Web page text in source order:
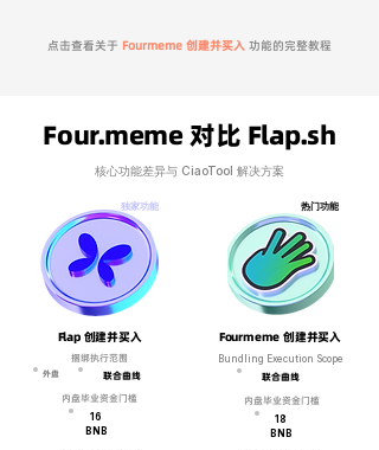
点击查看关于 Fourmeme 创建并买入 功能的完整教程
Four.meme 对比 Flap.sh
核心功能差异与 CiaoTool 解决方案
独家功能
Flap 创建并买入
捆绑执行范围
外盘
联合曲线
内盘毕业资金门槛
16
BNB
热门功能
Fourmeme 创建并买入
Bundling Execution Scope
联合曲线
内盘毕业资金门槛
18
BNB